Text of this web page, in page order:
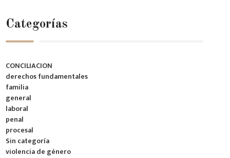
Categorías
CONCILIACION
derechos fundamentales
familia
general
laboral
penal
procesal
Sin categoría
violencia de género